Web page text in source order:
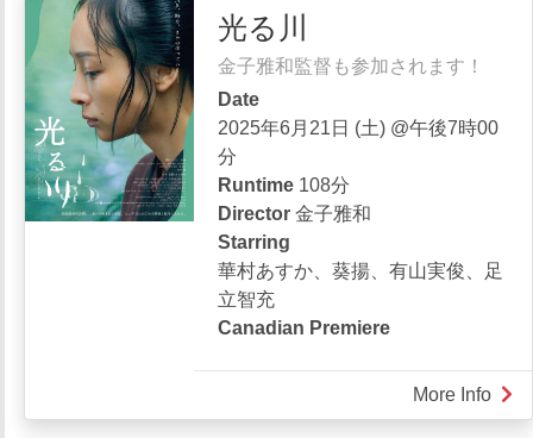
乱
タ
者
隊
最
光る川
金子雅和監督も参加されます！
Date
2025年6月21日 (土) @午後7時00
分
Runtime 108分
Director 金子雅和
Starring
華村あすか、葵揚、有山実俊、足
立智充
Canadian Premiere
More Info
光